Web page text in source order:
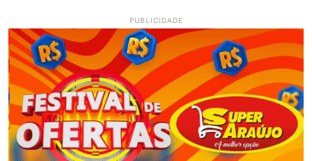
PUBLICIDADE